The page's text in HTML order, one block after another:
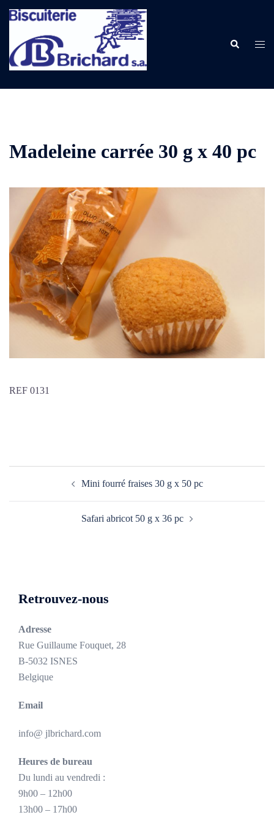
Aller
contenu
Rechercher
Madeleine carrée 30 g x 40 pc
REF 0131
Mini fourré fraises 30 g x 50 pc
Safari abricot 50 g x 36 pc
Retrouvez-nous
Adresse
Rue Guillaume Fouquet, 28
B-5032 ISNES
Belgique
Email
info@ jlbrichard.com
Heures de bureau
Du lundi au vendredi :
9h00 – 12h00
13h00 – 17h00